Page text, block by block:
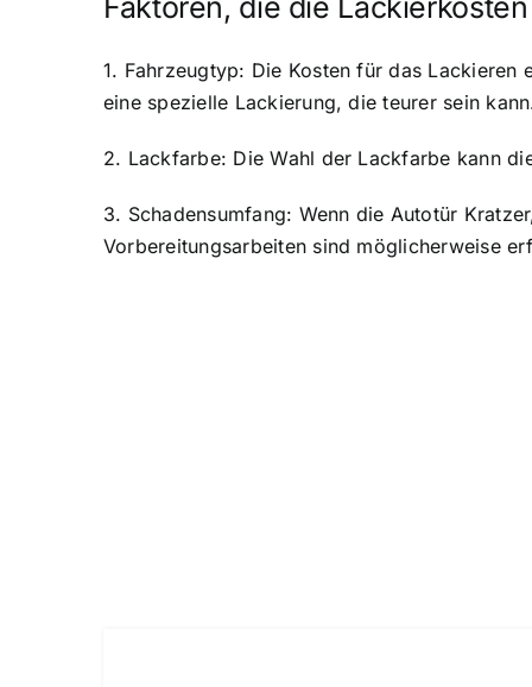
1. Fahrzeugtyp: Die Kosten für das
eine spezielle Lackierung, die teurer sein
2. Lackfarbe: Die Wahl der Lackfarbe kann
3. Schadensumfang: Wenn die Autotür
Vorbereitungsarbeiten sind möglicherweise